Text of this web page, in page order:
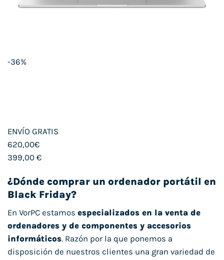
-36%
ENVÍO GRATIS
620,00€
399,00 €
¿Dónde comprar un ordenador portátil en
Black Friday?
En VorPC estamos especializados en la venta de
ordenadores y de componentes y accesorios
informáticos. Razón por la que ponemos a
disposición de nuestros clientes una gran variedad de